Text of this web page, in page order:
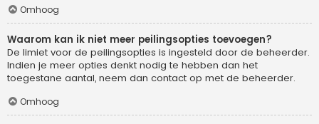
Omhoog
Waarom kan ik niet meer peilingsopties toevoegen?
De limiet voor de peilingsopties is ingesteld door de beheerder.
Indien je meer opties denkt nodig te hebben dan het
toegestane aantal, neem dan contact op met de beheerder.
Omhoog